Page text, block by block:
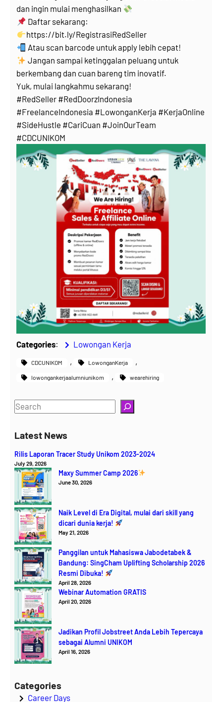
dan ingin mulai menghasilkan
Daftar sekarang:
https://bit.ly/RegistrasiRedSeller
Atau scan barcode untuk apply lebih cepat!
Jangan sampai ketinggalan peluang untuk
berkembang dan cuan bareng tim inovatif.
Yuk, mulai langkahmu sekarang!
#RedSeller #RedDoorzIndonesia
#FreelanceIndonesia #LowonganKerja #KerjaOnline
#SideHustle #CariCuan #JoinOurTeam
#CDCUNIKOM
Categories: Lowongan Kerja
CDCUNIKOM , LowonganKerja ,
lowongankerjaalumniunikom , wearehiring
S
a
c
h
Latest News
Rilis Laporan Tracer Study Unikom 2023-2024
July 29, 2026
Maxy Summer Camp 2026
June 30, 2026
Naik Level di Era Digital, mulai dari skill yang
dicari dunia kerja!
May 21, 2026
Panggilan untuk Mahasiswa Jabodetabek &
Bandung: SingCham Uplifting Scholarship 2026
Resmi Dibuka!
April 28, 2026
Webinar Automation GRATIS
April 20, 2026
Jadikan Profil Jobstreet Anda Lebih Tepercaya
sebagai Alumni UNIKOM
April 16, 2026
Categories
Career Days